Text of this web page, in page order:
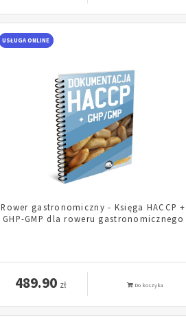
USŁUGA ONLINE
Rower gastronomiczny - Księga HACCP +
GHP-GMP dla roweru gastronomicznego
489.90 zł Do koszyka